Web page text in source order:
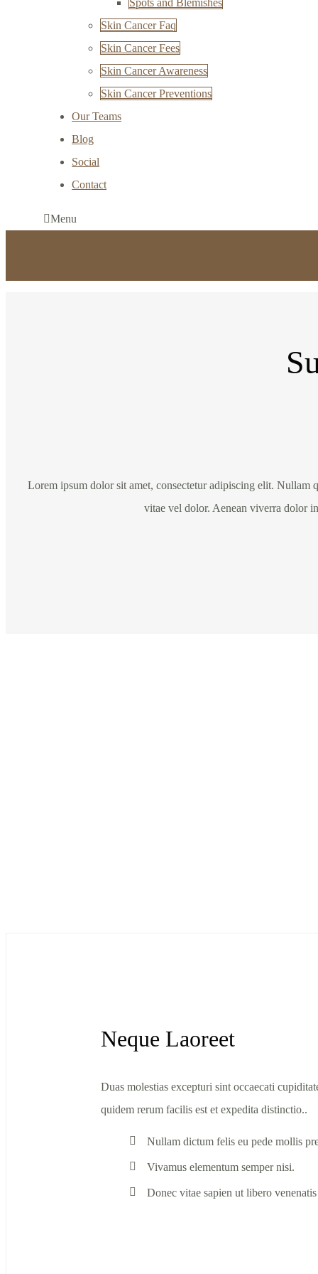
Spots and Blemishes
Skin Cancer Faq
Skin Cancer Fees
Skin Cancer Awareness
Skin Cancer Preventions
Our Teams
Blog
Social
Contact
Menu
Lorem ipsum dolor sit amet, consectetur adipiscing elit. Nullam
vitae vel dolor. Aenean viverra dolor
Neque Laoreet
Duas molestias excepturi sint occaecati
quidem rerum facilis est et expedita distinctio..
Nullam dictum felis eu pede mollis
Vivamus elementum semper nisi.
Donec vitae sapien ut libero